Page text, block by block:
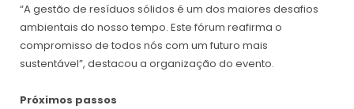
“A gestão de resíduos sólidos é um dos maiores desafios
ambientais do nosso tempo. Este fórum reafirma o
compromisso de todos nós com um futuro mais
sustentável”, destacou a organização do evento.
Próximos passos